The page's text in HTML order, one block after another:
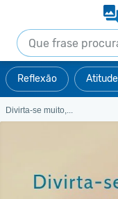
Reflexão Atitude
Divirta-se muito,...